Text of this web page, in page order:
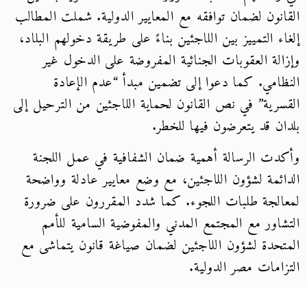
القانون لضمان توافقه مع المعايير الدولية. شملت المطالب
إلغاء التمييز بين اللاجئين بناءً على طريقة دخولهم البلاد،
وإزالة العقوبات الجنائية المفروضة على الدخول غير
النظامي. كما دعوا إلى تضمين مبدأ “عدم الإعادة
القسرية” في نص القانون لحماية اللاجئين من الترحيل إلى
بلدان قد يتعرضون فيها للخطر.
وأكدت الرسالة أهمية ضمان الشفافية في عمل اللجنة
الدائمة لشؤون اللاجئين، مع وضع معايير عادلة وواضحة
لمعالجة طلبات اللجوء. كما شدد المقررون على ضرورة
التشاور مع المجتمع المدني والمفوضية السامية للأمم
المتحدة لشؤون اللاجئين لضمان صياغة قانون يتماشى مع
التزامات مصر الدولية.